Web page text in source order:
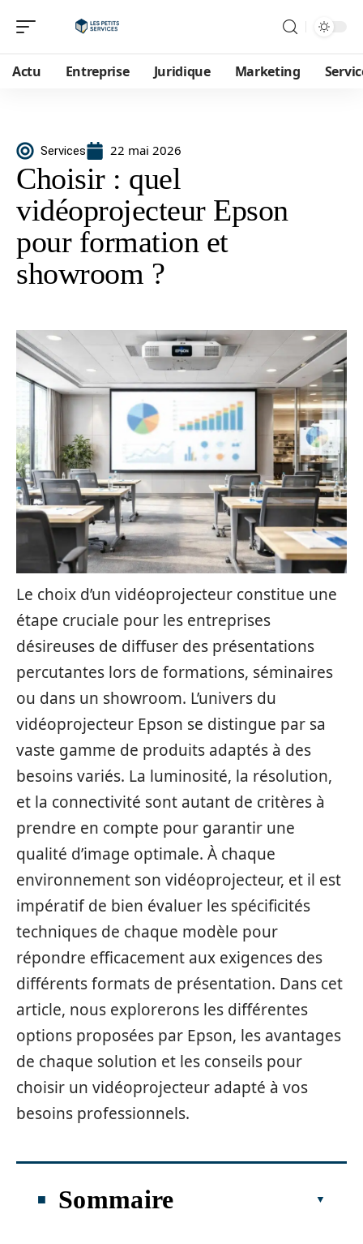
Actu Entreprise Juridique Marketing
Services 22 mai 2026
Choisir : quel
vidéoprojecteur Epson
pour formation et
showroom ?
Le choix d’un vidéoprojecteur constitue une
étape cruciale pour les entreprises
désireuses de diffuser des présentations
percutantes lors de formations, séminaires
ou dans un showroom. L’univers du
vidéoprojecteur Epson se distingue par sa
vaste gamme de produits adaptés à des
besoins variés. La luminosité, la résolution,
et la connectivité sont autant de critères à
prendre en compte pour garantir une
qualité d’image optimale. À chaque
environnement son vidéoprojecteur, et il est
impératif de bien évaluer les spécificités
techniques de chaque modèle pour
répondre efficacement aux exigences des
différents formats de présentation. Dans cet
article, nous explorerons les différentes
options proposées par Epson, les avantages
de chaque solution et les conseils pour
choisir un vidéoprojecteur adapté à vos
besoins professionnels.
Sommaire